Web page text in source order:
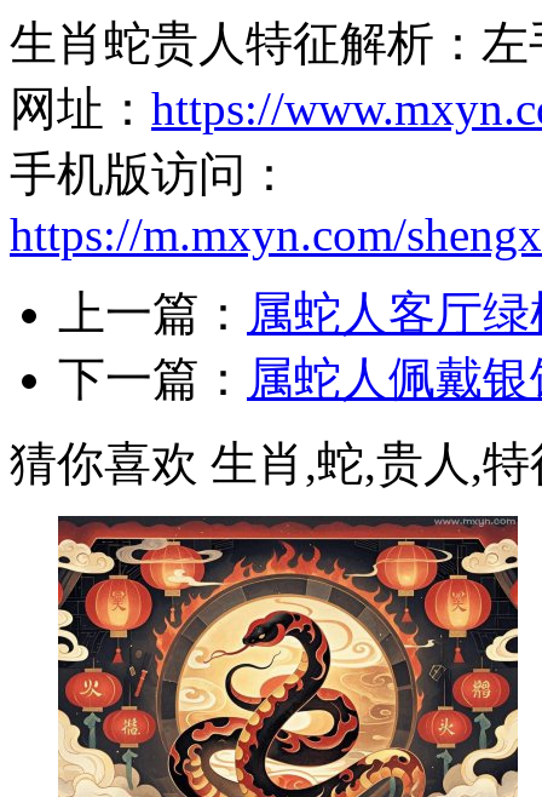
生肖蛇贵人特征解析：
网址： https://
手机版访问：
https://m.mxyn.com/
上一篇： 属蛇人客厅
下一篇： 属蛇人佩戴
猜你喜欢 生肖,蛇,贵人,